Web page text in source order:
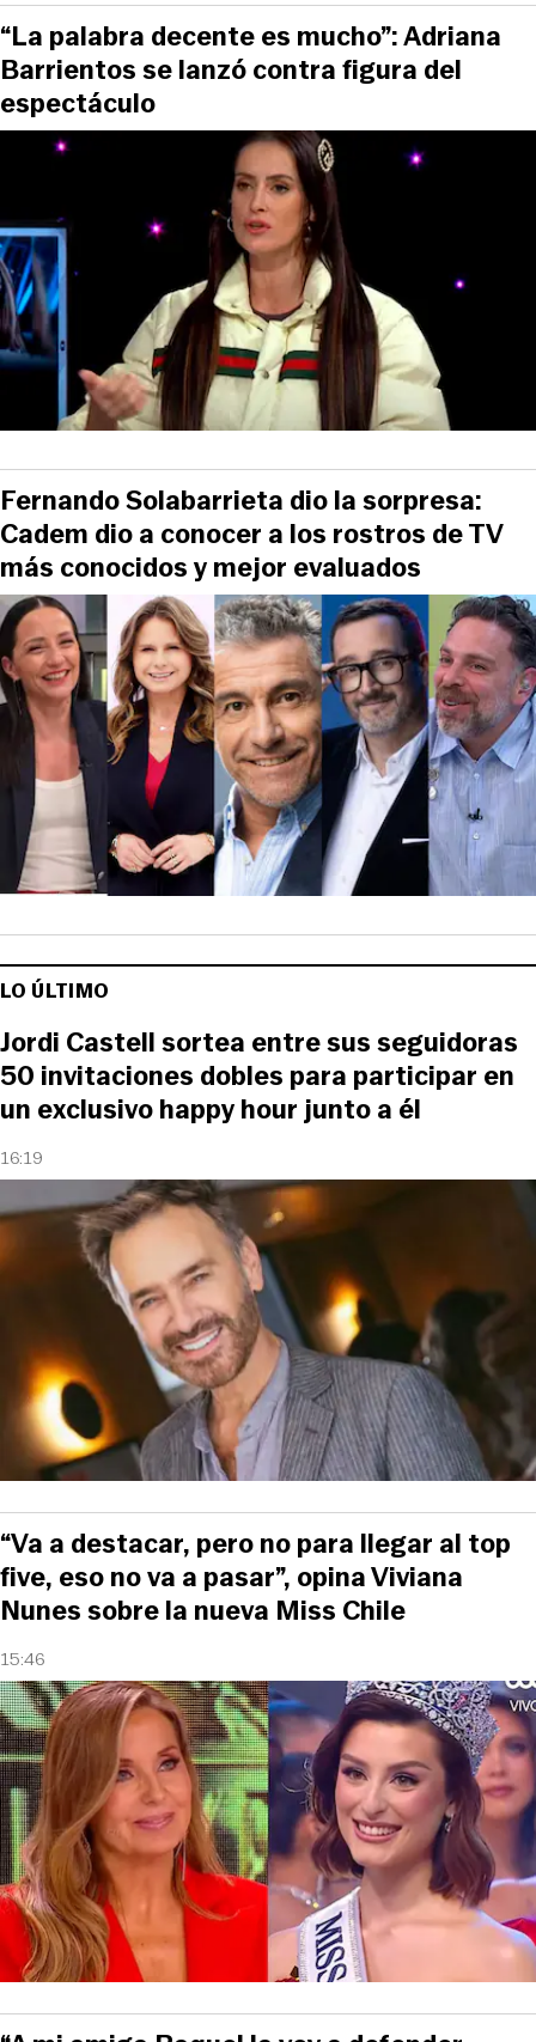
“La palabra decente es mucho”: Adriana
Barrientos se lanzó contra figura del
espectáculo
Fernando Solabarrieta dio la sorpresa:
Cadem dio a conocer a los rostros de TV
más conocidos y mejor evaluados
LO ÚLTIMO
16:19
Jordi Castell sortea entre sus seguidoras
50 invitaciones dobles para participar en
un exclusivo happy hour junto a él
15:46
“Va a destacar, pero no para llegar al top
five, eso no va a pasar”, opina Viviana
Nunes sobre la nueva Miss Chile